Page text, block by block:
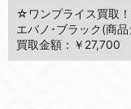
☆ワンプライス買取
エバノ･ブラック(商
買取金額：￥27,700